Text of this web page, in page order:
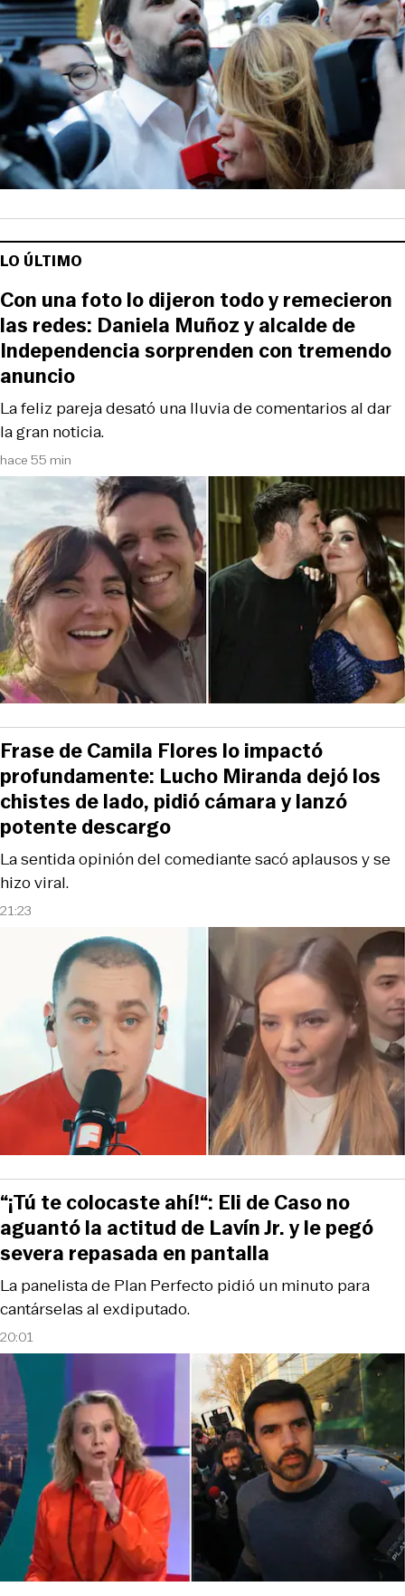
LO ÚLTIMO
hace 55 min
La feliz pareja desató una lluvia de comentarios al dar
la gran noticia.
Con una foto lo dijeron todo y remecieron
las redes: Daniela Muñoz y alcalde de
Independencia sorprenden con tremendo
anuncio
21:23
La sentida opinión del comediante sacó aplausos y se
hizo viral.
Frase de Camila Flores lo impactó
profundamente: Lucho Miranda dejó los
chistes de lado, pidió cámara y lanzó
potente descargo
20:01
La panelista de Plan Perfecto pidió un minuto para
cantárselas al exdiputado.
“¡Tú te colocaste ahí!“: Eli de Caso no
aguantó la actitud de Lavín Jr. y le pegó
severa repasada en pantalla